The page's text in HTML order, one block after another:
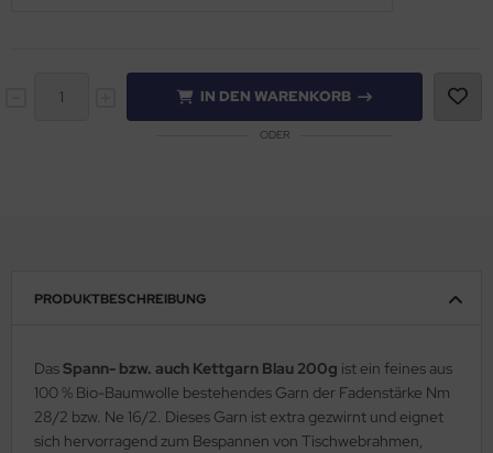
IN DEN WARENKORB
ODER
PRODUKTBESCHREIBUNG
DasSpann- bzw. auch Kettgarn Blau 200g ist ein feines aus
100 % Bio-Baumwolle bestehendes Garn der Fadenstärke Nm
28/2 bzw. Ne 16/2. Dieses Garn ist extra gezwirnt und eignet
sich hervorragend zum Bespannen von Tischwebrahmen,